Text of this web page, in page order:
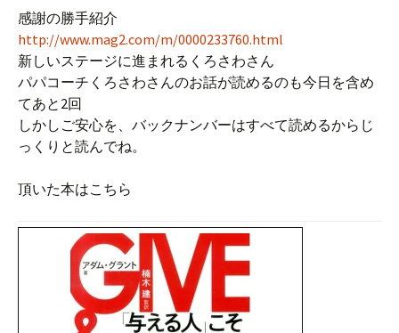
感謝の勝手紹介
http://www.mag2.com/m/0000233760.html
新しいステージに進まれるくろさわさん
パパコーチくろさわさんのお話が読めるのも今日を含め
てあと2回
しかしご安心を、バックナンバーはすべて読めるからじ
っくりと読んでね。
頂いた本はこちら